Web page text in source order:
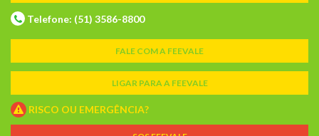
Telefone: (51) 3586-8800
FALE COM A FEEVALE
LIGAR PARA A FEEVALE
RISCO OU EMERGÊNCIA?